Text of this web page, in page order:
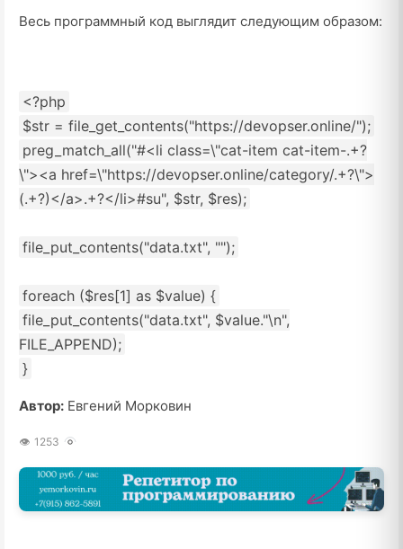
Весь программный код выглядит следующим образом:
<?php
$str = file_get_contents("https://devopser.online/");
preg_match_all("#<li class=\"cat-item cat-item-.+?
\"><a href=\"https://devopser.online/category/.+?\">
(.+?)</a>.+?</li>#su", $str, $res);
file_put_contents("data.txt", "");
foreach ($res[1] as $value) {
file_put_contents("data.txt", $value."\n",
FILE_APPEND);
}
Автор: Евгений Морковин
1253